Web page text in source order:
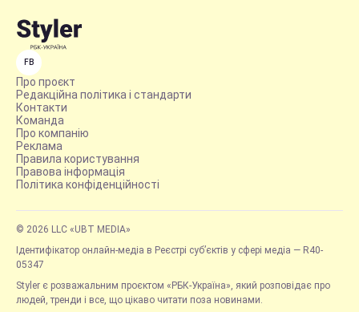
FB
Про проєкт
Редакційна політика і стандарти
Контакти
Команда
Про компанію
Реклама
Правила користування
Правова інформація
Політика конфіденційності
© 2026 LLC «UBT MEDIA»
Ідентифікатор онлайн-медіа в Реєстрі суб’єктів у сфері медіа — R40-
05347
Styler є розважальним проєктом «РБК-Україна», який розповідає про
людей, тренди і все, що цікаво читати поза новинами.